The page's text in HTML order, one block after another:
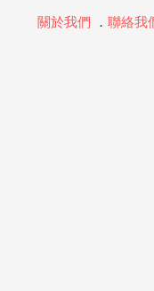
關於我們 ． 聯絡我